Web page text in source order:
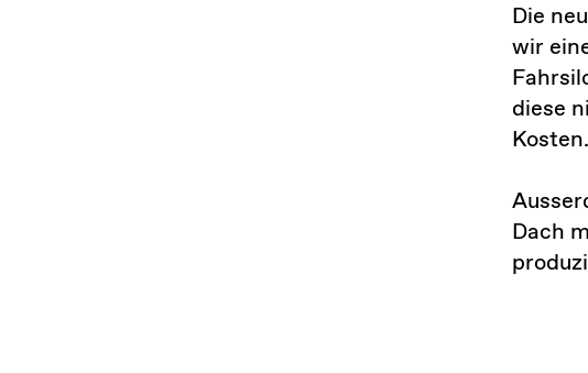
Die
wir
diese
Kosten.
Dach